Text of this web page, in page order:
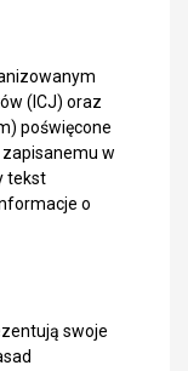
(ICJ) oraz
poświęcone
w
tekst
o
swoje